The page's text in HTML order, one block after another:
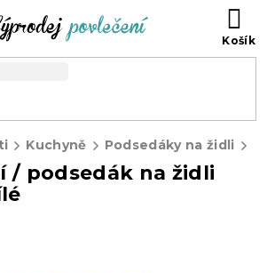
Kuchyně Podsedáky na židli
/ podsedák na židli